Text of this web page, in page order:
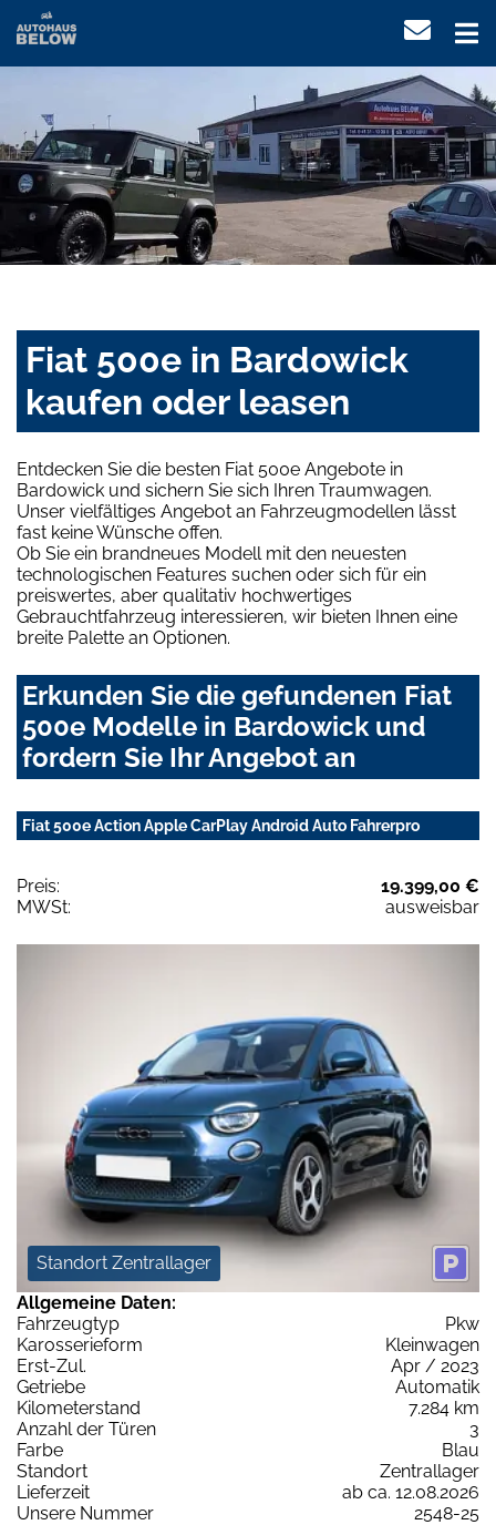
Fiat 500e in Bardowick
kaufen oder leasen
Entdecken Sie die besten Fiat 500e Angebote in
Bardowick und sichern Sie sich Ihren Traumwagen.
Unser vielfältiges Angebot an Fahrzeugmodellen lässt
fast keine Wünsche offen.
Ob Sie ein brandneues Modell mit den neuesten
technologischen Features suchen oder sich für ein
preiswertes, aber qualitativ hochwertiges
Gebrauchtfahrzeug interessieren, wir bieten Ihnen eine
breite Palette an Optionen.
Erkunden Sie die gefundenen Fiat
500e Modelle in Bardowick und
fordern Sie Ihr Angebot an
Fiat 500e Action Apple CarPlay Android Auto Fahrerpro
Preis:
19.399,00 €
MWSt:
ausweisbar
Standort Zentrallager
Allgemeine Daten:
Fahrzeugtyp
Pkw
Karosserieform
Kleinwagen
Erst-Zul.
Apr / 2023
Getriebe
Automatik
Kilometerstand
7.284 km
Anzahl der Türen
3
Farbe
Blau
Standort
Zentrallager
Lieferzeit
ab ca. 12.08.2026
Unsere Nummer
2548-25